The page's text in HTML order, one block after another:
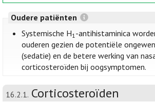
Oudere patiënten
Systemische H1-antihistaminica
ouderen gezien de potentiële
(sedatie) en de betere werking van
corticosteroïden bij oogsymptomen.
16.2.1. Corticosteroïden